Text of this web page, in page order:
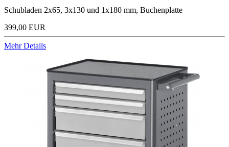
Schubladen 2x65, 3x130 und 1x180 mm, Buchenplatte
399,00 EUR
Mehr Details